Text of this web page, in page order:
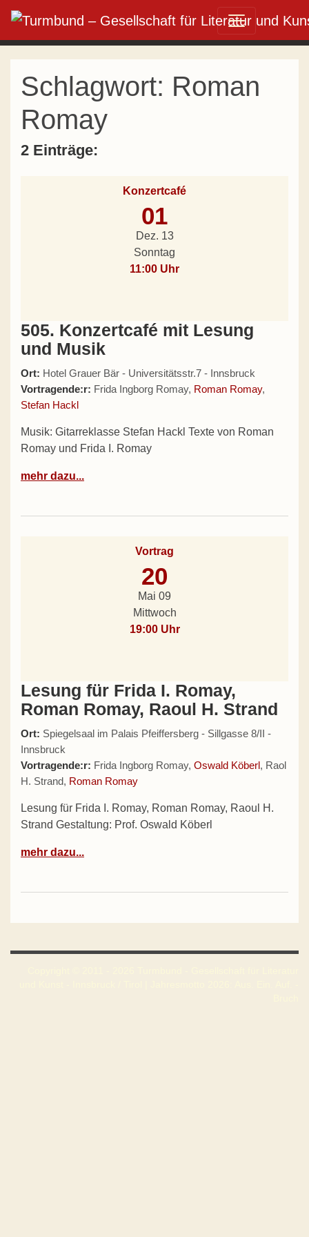
Hauptnavigation
Schlagwort: Roman
Romay
2 Einträge:
Konzertcafé
01
Dez. 13
Sonntag
11:00 Uhr
505. Konzertcafé mit Lesung
und Musik
Ort: Hotel Grauer Bär - Universitätsstr.7 - Innsbruck
Vortragende:r: Frida Ingborg Romay, Roman Romay,
Stefan Hackl
Musik: Gitarreklasse Stefan Hackl Texte von Roman
Romay und Frida I. Romay
mehr dazu...
Vortrag
20
Mai 09
Mittwoch
19:00 Uhr
Lesung für Frida I. Romay,
Roman Romay, Raoul H. Strand
Ort: Spiegelsaal im Palais Pfeiffersberg - Sillgasse 8/II -
Innsbruck
Vortragende:r: Frida Ingborg Romay, Oswald Köberl, Raol
H. Strand, Roman Romay
Lesung für Frida I. Romay, Roman Romay, Raoul H.
Strand Gestaltung: Prof. Oswald Köberl
mehr dazu...